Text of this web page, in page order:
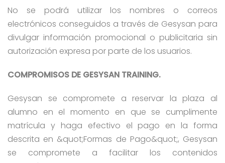
No se podrá utilizar los nombres o correos
electrónicos conseguidos a través de Gesysan para
divulgar información promocional o publicitaria sin
autorización expresa por parte de los usuarios.
COMPROMISOS DE GESYSAN TRAINING.
Gesysan se compromete a reservar la plaza al
alumno en el momento en que se cumplimente
matrícula y haga efectivo el pago en la forma
descrita en &quot;Formas de Pago&quot;, Gesysan
se compromete a facilitar los contenidos